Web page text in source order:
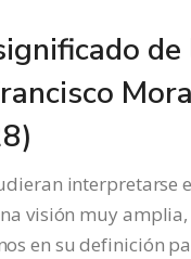
de
interpretarse
visión muy
en su definición